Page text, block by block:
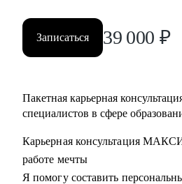
Записаться 39 000 ₽
Пакетная карьерная
специалистов в сфере
Карьерная консультация
работе мечты
Я помогу составить